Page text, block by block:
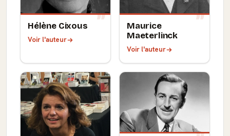
Hélène Cixous
Voir l'auteur
Maurice
Maeterlinck
Voir l'auteur